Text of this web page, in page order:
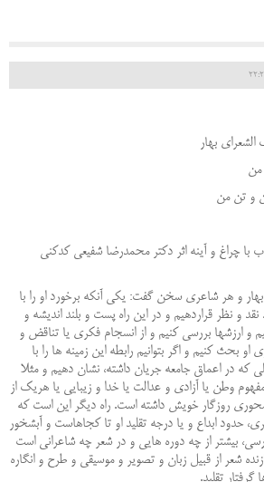
من
و تن من
با چراغ و آینه اثر دکتر محمدرضا شفیعی کدکنی
بهار و هر شاعری سخن گفت: یکی آنکه برخورد او را با
و نظر قراردهیم و در این راه پست و بلند اندیشه و
و ارزش‏ها بررسی کنیم و از انسجام فکری یا تناقض و
بحث کنیم و اگر بتوانیم رابطه این زمینه ‏ها را با
که در اعماق جامعه جریان داشته، نشان دهیم و مثلا
وطن یا آزادی و عدالت یا خدا و زیبایی یا هریک از
روزگار خویش داشته است. راه دیگر این است که
حدود ابداع و یا درجه تقلید او تا کجاهاست و آبشخور
بیشتر از چه دوره هایی و در شعر چه شاعرانی است
‏شعر از قبیل زبان و تصویر و موسیقی و طرح و انگاره
تقلید.